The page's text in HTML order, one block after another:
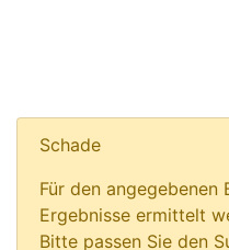
Schade
Für den
Ergebnisse ermittelt
Bitte passen Sie den